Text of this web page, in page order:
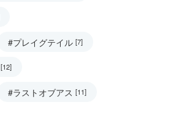
#プレイグテイル [7]
[12]
#ラストオブアス [11]